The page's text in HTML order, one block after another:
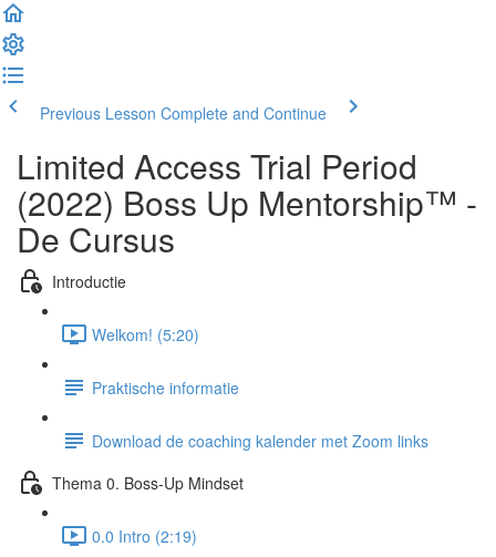
Previous Lesson Complete and Continue
Limited Access Trial Period
(2022) Boss Up Mentorship™ -
De Cursus
Introductie
Welkom! (5:20)
Praktische informatie
Download de coaching kalender met Zoom links
Thema 0. Boss-Up Mindset
0.0 Intro (2:19)